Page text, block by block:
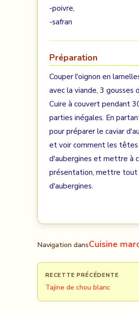
-poivre,
-safran
Préparation
Couper l'oignon en
avec la viande, 3 gousses
Cuire à couvert pendant
parties inégales. En
pour préparer le caviar
et voir comment les têtes
d'aubergines et mettre à
présentation, mettre tout
d'aubergines.
Navigation dansCuisine
RECETTE PRÉCÉDENTE
Tajine de chou blanc